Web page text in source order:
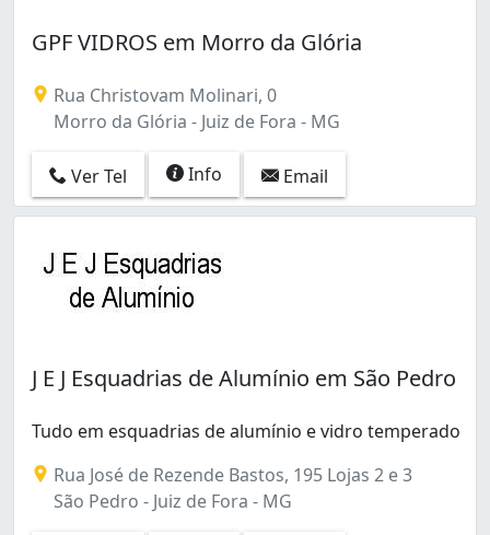
GPF VIDROS em Morro da Glória
Rua Christovam Molinari, 0
Morro da Glória - Juiz de Fora - MG
Ver Tel Info Email
J E J Esquadrias de Alumínio em São Pedro
Tudo em esquadrias de alumínio e vidro temperado
Rua José de Rezende Bastos, 195 Lojas 2 e 3
São Pedro - Juiz de Fora - MG